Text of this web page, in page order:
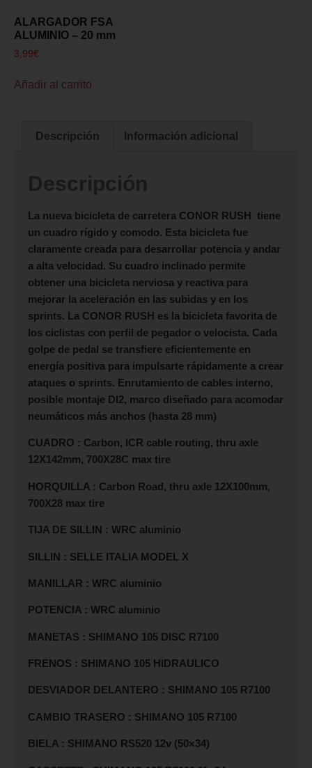
ALARGADOR FSA
ALUMINIO – 20 mm
3,99€
Añadir al carrito
Descripción Información adicional
Descripción
La nueva bicicleta de carretera CONOR RUSH tiene
un cuadro rígido y comodo. Esta bicicleta fue
claramente creada para desarrollar potencia y andar
a alta velocidad. Su cuadro inclinado permite
obtener una bicicleta nerviosa y reactiva para
mejorar la aceleración en las subidas y en los
sprints. La CONOR RUSH es la bicicleta favorita de
los ciclistas con perfil de pegador o velocista. Cada
golpe de pedal se transfiere eficientemente en
energía positiva para impulsarte rápidamente a crear
ataques o sprints. Enrutamiento de cables interno,
posible montaje DI2, marco diseñado para acomodar
neumáticos más anchos (hasta 28 mm)
CUADRO : Carbon, ICR cable routing, thru axle
12X142mm, 700X28C max tire
HORQUILLA : Carbon Road, thru axle 12X100mm,
700X28 max tire
TIJA DE SILLIN : WRC aluminio
SILLIN : SELLE ITALIA MODEL X
MANILLAR : WRC aluminio
POTENCIA : WRC aluminio
MANETAS : SHIMANO 105 DISC R7100
FRENOS : SHIMANO 105 HIDRAULICO
DESVIADOR DELANTERO : SHIMANO 105 R7100
CAMBIO TRASERO : SHIMANO 105 R7100
BIELA : SHIMANO RS520 12v (50×34)